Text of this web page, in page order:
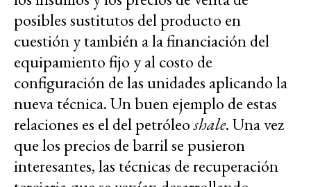
posibles sustitutos del producto en
cuestión y también a la financiación del
equipamiento fijo y al costo de
configuración de las unidades aplicando la
nueva técnica. Un buen ejemplo de estas
relaciones es el del petróleoshale. Una vez
que los precios de barril se pusieron
interesantes, las técnicas de recuperación